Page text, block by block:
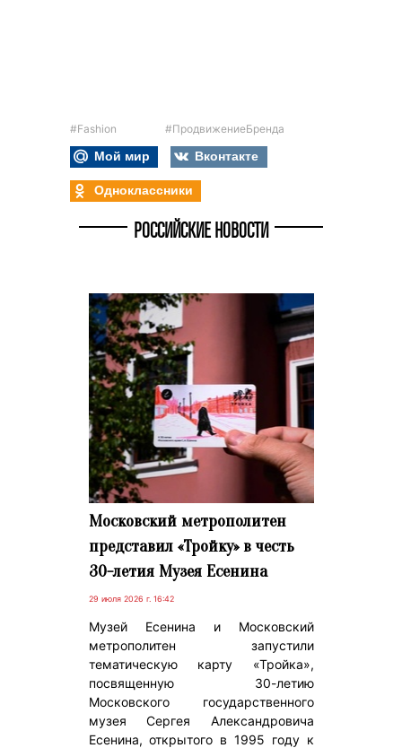
#Fashion #ПродвижениеБренда
Мой мир
Вконтакте
Одноклассники
РОССИЙСКИЕ НОВОСТИ
Московский метрополитен
представил «Тройку» в честь
30-летия Музея Есенина
29 июля 2026 г. 16:42
Музей Есенина и Московский
метрополитен запустили
тематическую карту «Тройка»,
посвященную 30-летию
Московского государственного
музея Сергея Александровича
Есенина, открытого в 1995 году к